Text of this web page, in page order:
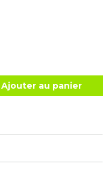
Ajouter au panier